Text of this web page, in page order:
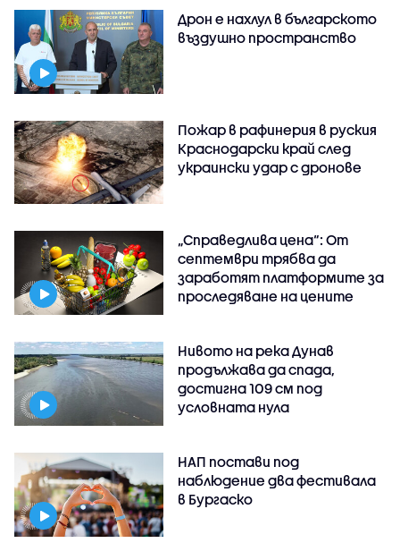
Дрон е нахлул в българското
въздушно пространство
Пожар в рафинерия в руския
Краснодарски край след
украински удар с дронове
„Справедлива цена“: От
септември трябва да
заработят платформите за
проследяване на цените
Нивото на река Дунав
продължава да спада,
достигна 109 см под
условната нула
НАП постави под
наблюдение два фестивала
в Бургаско